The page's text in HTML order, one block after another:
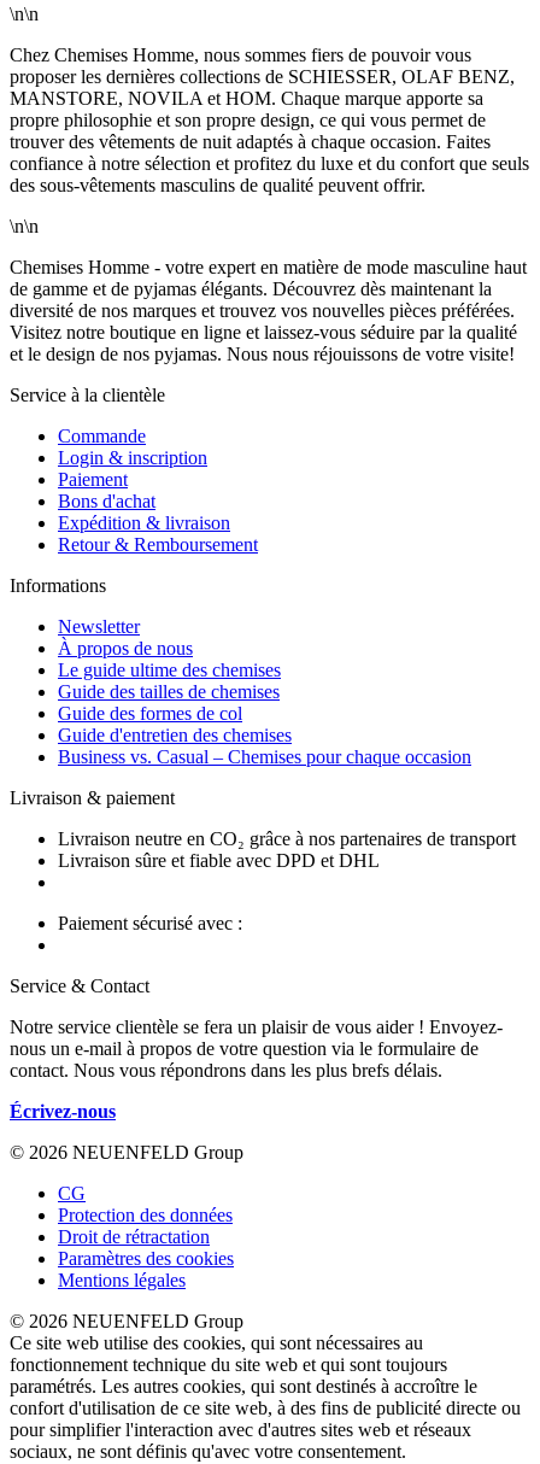
\n\n
Chez Chemises Homme, nous sommes fiers de pouvoir vous
proposer les dernières collections de SCHIESSER, OLAF BENZ,
MANSTORE, NOVILA et HOM. Chaque marque apporte sa
propre philosophie et son propre design, ce qui vous permet de
trouver des vêtements de nuit adaptés à chaque occasion. Faites
confiance à notre sélection et profitez du luxe et du confort que seuls
des sous-vêtements masculins de qualité peuvent offrir.
\n\n
Chemises Homme - votre expert en matière de mode masculine haut
de gamme et de pyjamas élégants. Découvrez dès maintenant la
diversité de nos marques et trouvez vos nouvelles pièces préférées.
Visitez notre boutique en ligne et laissez-vous séduire par la qualité
et le design de nos pyjamas. Nous nous réjouissons de votre visite!
Service à la clientèle
Commande
Login & inscription
Paiement
Bons d'achat
Expédition & livraison
Retour & Remboursement
Informations
Newsletter
À propos de nous
Le guide ultime des chemises
Guide des tailles de chemises
Guide des formes de col
Guide d'entretien des chemises
Business vs. Casual – Chemises pour chaque occasion
Livraison & paiement
Livraison neutre en CO₂ grâce à nos partenaires de transport
Livraison sûre et fiable avec DPD et DHL
Paiement sécurisé avec :
Service & Contact
Notre service clientèle se fera un plaisir de vous aider ! Envoyez-
nous un e-mail à propos de votre question via le formulaire de
contact. Nous vous répondrons dans les plus brefs délais.
Écrivez-nous
© 2026 NEUENFELD Group
CG
Protection des données
Droit de rétractation
Paramètres des cookies
Mentions légales
© 2026 NEUENFELD Group
Ce site web utilise des cookies, qui sont nécessaires au
fonctionnement technique du site web et qui sont toujours
paramétrés. Les autres cookies, qui sont destinés à accroître le
confort d'utilisation de ce site web, à des fins de publicité directe ou
pour simplifier l'interaction avec d'autres sites web et réseaux
sociaux, ne sont définis qu'avec votre consentement.